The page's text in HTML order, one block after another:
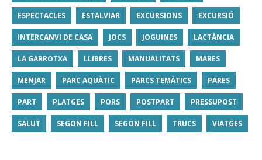
ESPECTACLES ESTALVIAR EXCURSIONS EXCURSIÓ
INTERCANVI DE CASA JOCS JOGUINES LACTÀNCIA
LA GARROTXA LLIBRES MANUALITATS MARES
MENJAR PARC AQUÀTIC PARCS TEMÀTICS PARES
PART PLATGES PORS POSTPART PRESSUPOST
SALUT SEGON FILL SEGON FILL TRUCS VIATGES